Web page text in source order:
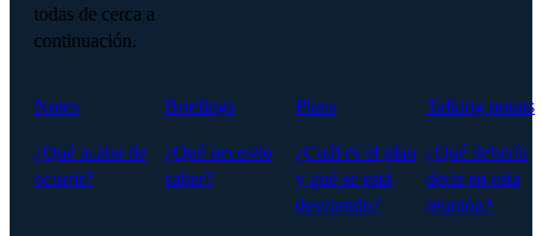
todas de cerca a
continuación.
Notes
¿Qué acaba de
ocurrir?
Briefings
¿Qué necesito
saber?
Plans
¿Cuál es el plan
y qué se está
desviando?
Talking points
¿Qué debería
decir en esta
reunión?